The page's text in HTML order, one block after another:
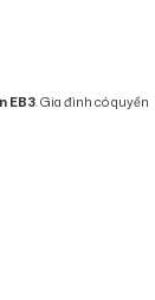
EB3 . Gia đình có quyền